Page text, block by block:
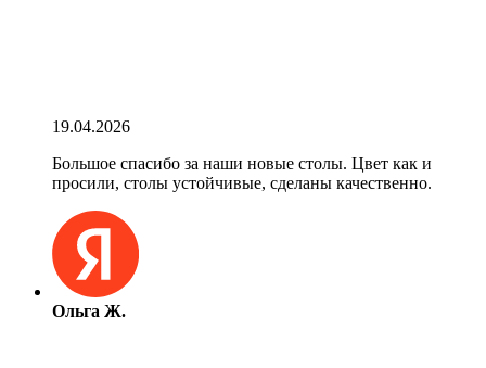
19.04.2026
Большое спасибо за наши новые столы. Цвет как и
просили, столы устойчивые, сделаны качественно.
Ольга Ж.